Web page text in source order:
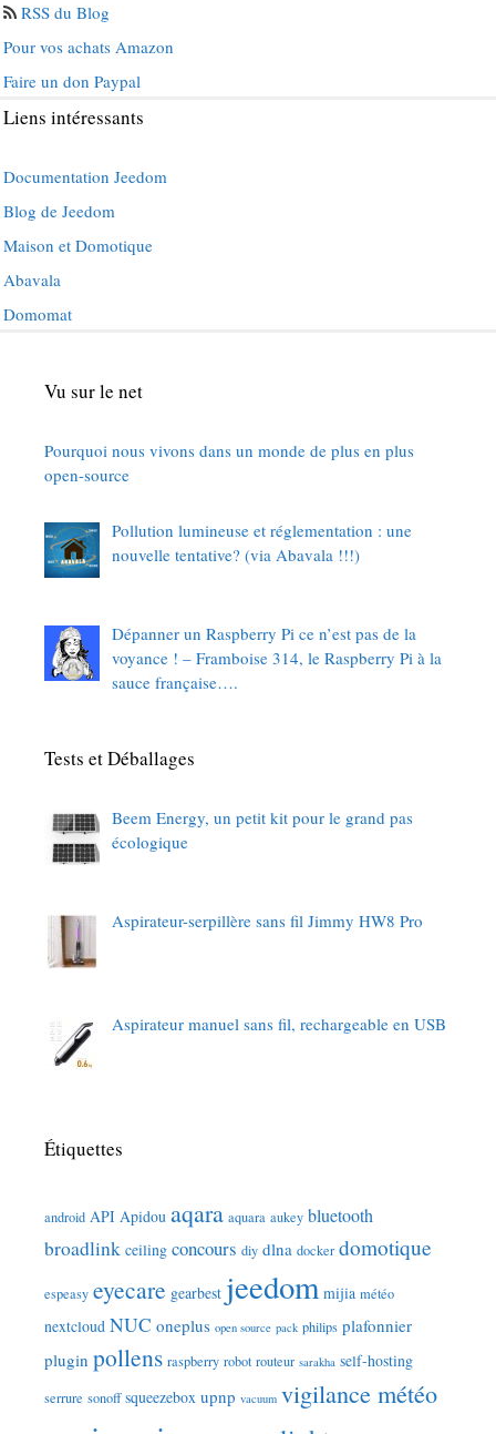
RSS du Blog
Pour vos achats Amazon
Faire un don Paypal
Liens intéressants
Documentation Jeedom
Blog de Jeedom
Maison et Domotique
Abavala
Domomat
Vu sur le net
Pourquoi nous vivons dans un monde de plus en plus
open-source
Pollution lumineuse et réglementation : une
nouvelle tentative? (via Abavala !!!)
Dépanner un Raspberry Pi ce n’est pas de la
voyance ! – Framboise 314, le Raspberry Pi à la
sauce française….
Tests et Déballages
Beem Energy, un petit kit pour le grand pas
écologique
Aspirateur-serpillère sans fil Jimmy HW8 Pro
Aspirateur manuel sans fil, rechargeable en USB
Étiquettes
android API Apidou aqara aquara aukey bluetooth
broadlink ceiling concours diy dlna docker domotique
espeasy eyecare gearbest jeedom mijia météo
nextcloud NUC oneplus open source pack philips plafonnier
plugin pollens raspberry robot routeur sarakha self-hosting
serrure sonoff squeezebox upnp vacuum vigilance météo